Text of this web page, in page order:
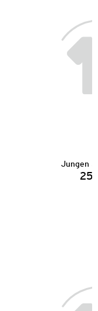
Jungen